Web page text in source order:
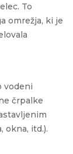
To
omrežja, ki je
vodeni
črpalke
okna, itd.).